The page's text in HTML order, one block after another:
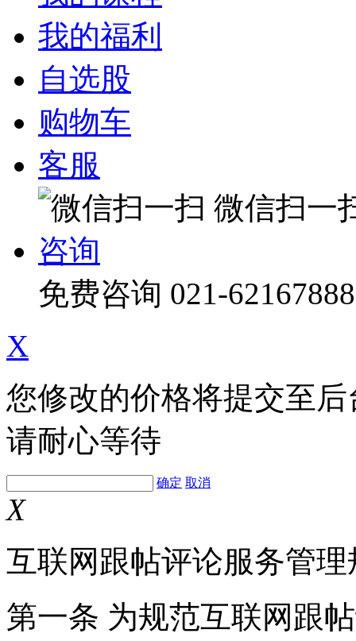
我的福利
自选股
购物车
客服
微信扫一
咨询
免费咨询 021-62167888
X
您修改的价格将提交至
请耐心等待
确定 取消
X
互联网跟帖评论服务管理
第一条 为规范互联网跟